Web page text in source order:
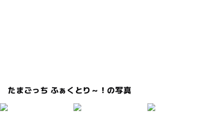
たまごっち ふぁくとり～！の写真